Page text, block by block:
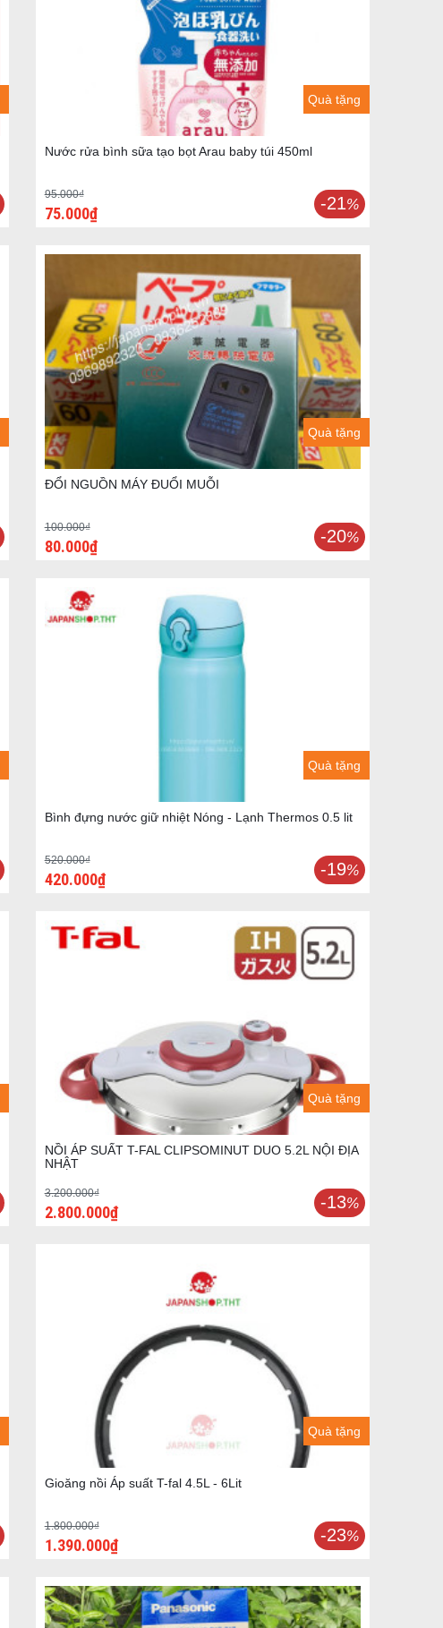
Quà tặng
Nước rửa bình sữa tạo bọt Arau baby túi 450ml
95.000₫
75.000₫
-21%
Quà tặng
ĐỔI NGUỒN MÁY ĐUỔI MUỖI
100.000₫
80.000₫
-20%
Quà tặng
Bình đựng nước giữ nhiệt Nóng - Lạnh Thermos 0.5 lit
520.000₫
420.000₫
-19%
Quà tặng
NỒI ÁP SUẤT T-FAL CLIPSOMINUT DUO 5.2L NỘI ĐỊA
NHẬT
3.200.000₫
2.800.000₫
-13%
Quà tặng
Gioăng nồi Áp suất T-fal 4.5L - 6Lit
1.800.000₫
1.390.000₫
-23%